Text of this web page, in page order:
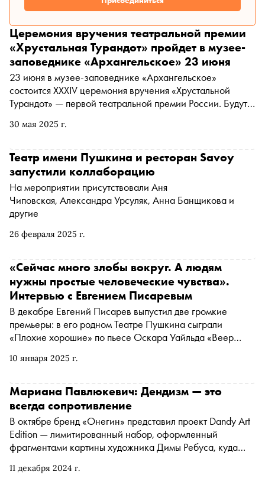
30 мая 2025 г.
Церемония вручения театральной премии
«Хрустальная Турандот» пройдет в музее-
заповеднике «Архангельское» 23 июня
23 июня в музее-заповеднике «Архангельское»
состоится XXXIV церемония вручения «Хрустальной
Турандот» — первой театральной премии России. Будут
26 февраля 2025 г.
Театр имени Пушкина и ресторан Savoy
запустили коллаборацию
На мероприятии присутствовали Аня
Чиповская, Александра Урсуляк, Анна Банщикова и
другие
10 января 2025 г.
«Сейчас много злобы вокруг. А людям
нужны простые человеческие чувства».
Интервью с Евгением Писаревым
В декабре Евгений Писарев выпустил две громкие
премьеры: в его родном Театре Пушкина сыграли
«Плохие хорошие» по пьесе Оскара Уайльда «Веер
«Тартюфа». «Сноб» поговорил с режиссером о двух его
11 декабря 2024 г.
Мариана Павлюкевич: Дендизм — это
всегда сопротивление
В октябре бренд «Онегин» представил проект Dandy Art
Edition — лимитированный набор, оформленный
фрагментами картины художника Димы Ребуса, куда
созданная художником Яковом Хоревым. Бренд-